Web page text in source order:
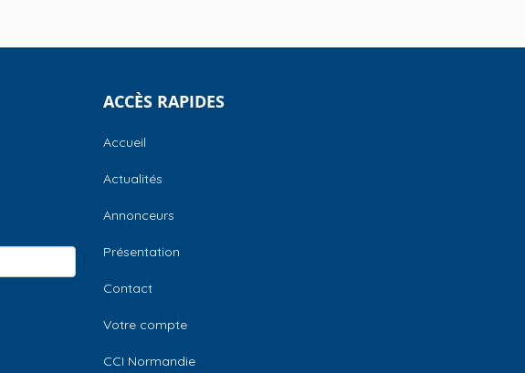
ACCÈS RAPIDES
Accueil
Actualités
Annonceurs
Présentation
Contact
Votre compte
CCI Normandie